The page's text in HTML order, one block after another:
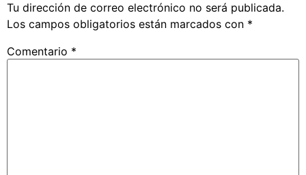
Tu dirección de correo electrónico no será publicada.
Los campos obligatorios están marcados con *
Comentario *